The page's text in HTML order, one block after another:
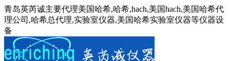
青岛英芮诚主要代理美国哈希,哈希,hach,美国hach,美国哈希代
理公司,哈希总代理,实验室仪器,美国哈希实验室仪器等仪器设
备